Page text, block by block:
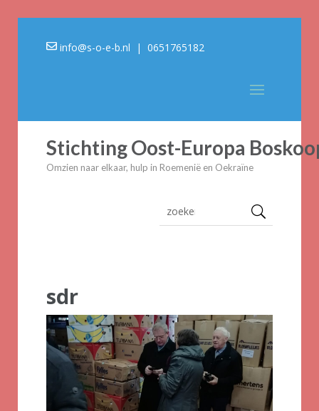
info@s-o-e-b.nl | 0651765182
Stichting Oost-Europa
Omzien naar elkaar, hulp in Roemenië en Oekraïne
sdr